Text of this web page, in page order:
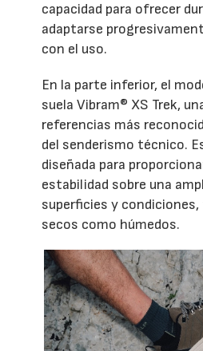
capacidad para ofrecer
adaptarse
con el uso.
En la parte inferior, el
suela Vibram® XS Trek,
referencias más
del senderismo técnico.
diseñada para
estabilidad sobre una
superficies y
secos como húmedos.